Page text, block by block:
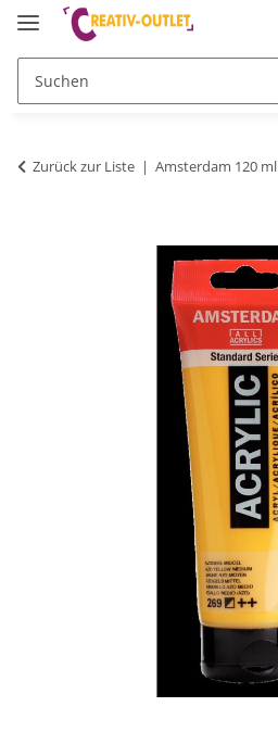
Zurück zur Liste Amsterdam 120 ml